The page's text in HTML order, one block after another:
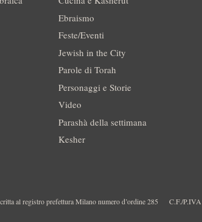
Ebraismo
Feste/Eventi
Jewish in the City
Parole di Torah
Personaggi e Storie
Video
Parashà della settimana
Kesher
al registro prefettura Milano numero d’ordine 285 C.F./